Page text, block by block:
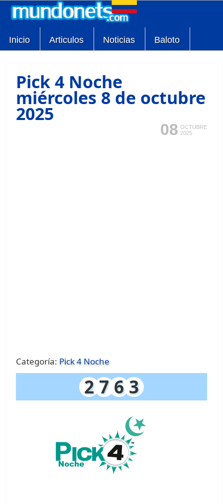
Inicio Articulos Noticias Baloto
Pick 4 Noche
miércoles 8 de octubre
2025
08 OCTUBRE
2025
Categoría: Pick 4 Noche
2 7 6 3